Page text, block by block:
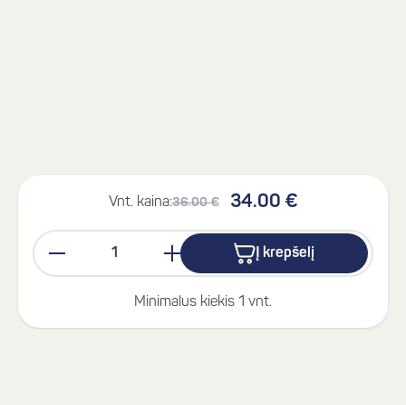
Vnt. kaina:36.00 € 34.00 €
Į krepšelį
Minimalus kiekis 1 vnt.